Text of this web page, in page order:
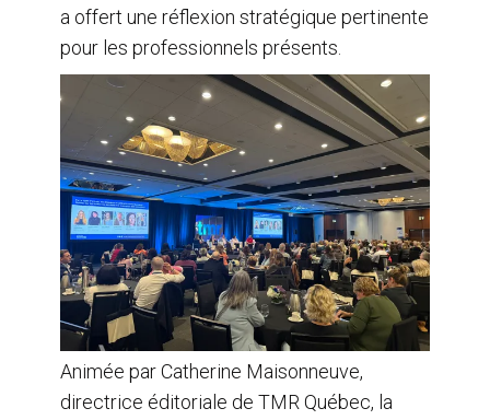
a offert une réflexion stratégique pertinente
pour les professionnels présents.
Animée par Catherine Maisonneuve,
directrice éditoriale de TMR Québec, la